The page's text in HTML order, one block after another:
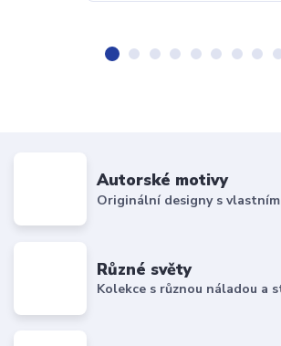
Autorské motivy
Originální designy s
Různé světy
Kolekce s různou náladou a